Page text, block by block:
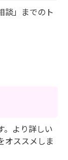
談」までのト
。より詳しい
オススメしま